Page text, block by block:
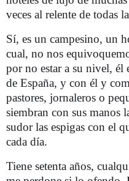
veces al relente de todas
Sí, es un campesino, un
cual, no nos
por no estar a su nivel, él
de España, y con él y
pastores, jornaleros o
siembran con sus manos
sudor las espigas con el
cada día.
Tiene setenta años,